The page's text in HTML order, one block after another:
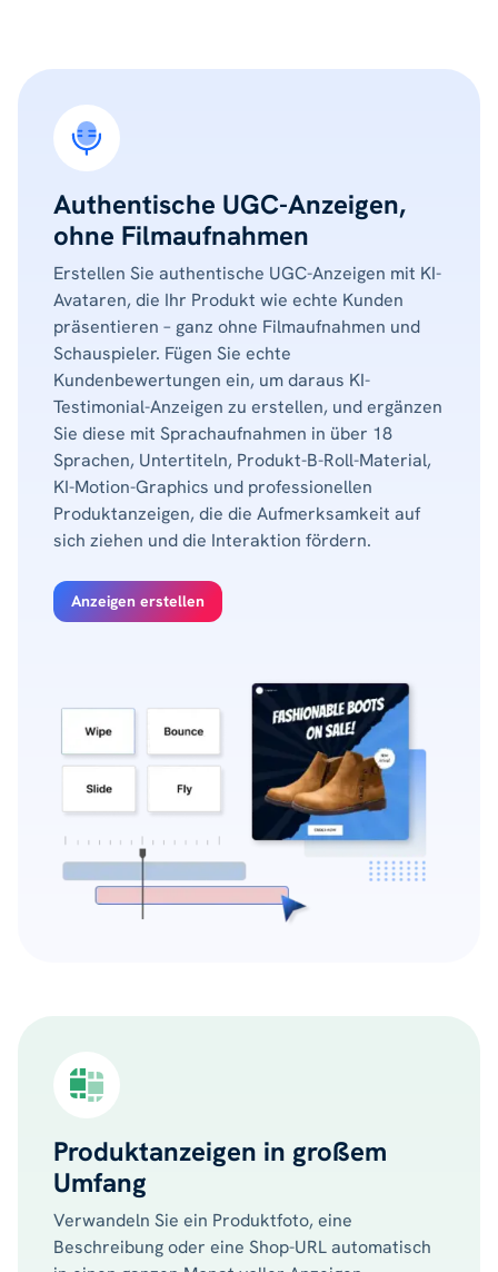
Authentische UGC-Anzeigen,
ohne Filmaufnahmen
Erstellen Sie authentische UGC-Anzeigen mit KI-
Avataren, die Ihr Produkt wie echte Kunden
präsentieren – ganz ohne Filmaufnahmen und
Schauspieler. Fügen Sie echte
Kundenbewertungen ein, um daraus KI-
Testimonial-Anzeigen zu erstellen, und ergänzen
Sie diese mit Sprachaufnahmen in über 18
Sprachen, Untertiteln, Produkt-B-Roll-Material,
KI-Motion-Graphics und professionellen
Produktanzeigen, die die Aufmerksamkeit auf
sich ziehen und die Interaktion fördern.
Anzeigen erstellen
Produktanzeigen in großem
Umfang
Verwandeln Sie ein Produktfoto, eine
Beschreibung oder eine Shop-URL automatisch